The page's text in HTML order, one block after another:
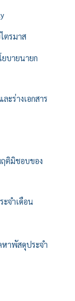
ตรมาส
บายนายก
ะร่างเอกสาร
ฤติมิชอบของ
จำเดือน
หาพัสดุประจำ